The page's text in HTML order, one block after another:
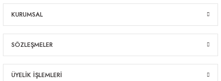
KURUMSAL
SÖZLEŞMELER
ÜYELİK İŞLEMLERİ